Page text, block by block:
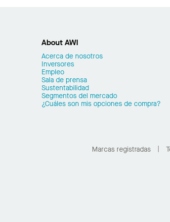
About AWI
Acerca de nosotros
Inversores
Empleo
Sala de prensa
Sustentabilidad
Segmentos del mercado
¿Cuáles son mis opciones de compra?
Marcas registradas